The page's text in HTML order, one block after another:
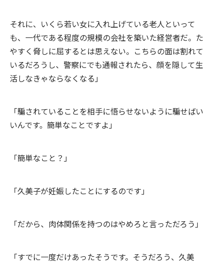
それに、いくら若い女に入れ上げている老人といって
も、一代である程度の規模の会社を築いた経営者だ。た
やすく脅しに屈するとは思えない。こちらの面は割れて
いるだろうし、警察にでも通報されたら、顔を隠して生
活しなきゃならなくなる」
「騙されていることを相手に悟らせないように騙せばい
いんです。簡単なことですよ」
「簡単なこと？」
「久美子が妊娠したことにするのです」
「だから、肉体関係を持つのはやめろと言っただろう」
「すでに一度だけあったそうです。そうだろう、久美